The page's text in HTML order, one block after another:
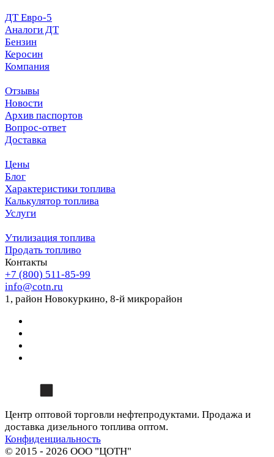
ДТ Евро-5
Аналоги ДТ
Бензин
Керосин
Компания
Отзывы
Новости
Архив паспортов
Вопрос-ответ
Доставка
Цены
Блог
Характеристики топлива
Калькулятор топлива
Услуги
Утилизация топлива
Продать топливо
Контакты
+7 (800) 511-85-99
info@cotn.ru
1, район Новокуркино, 8-й микрорайон
Центр оптовой торговли нефтепродуктами. Продажа и
доставка дизельного топлива оптом.
Конфиденциальность
© 2015 - 2026 ООО "ЦОТН"